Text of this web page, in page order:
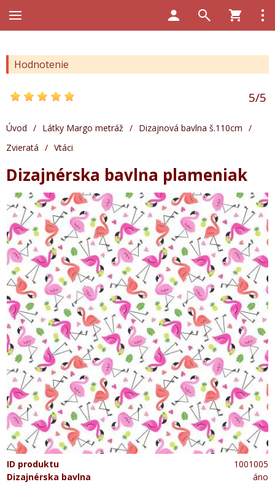
Hodnotenie
5/5
Úvod / Látky Margo metráž / Dizajnová bavlna š.110cm /
Zvieratá / Vtáci
Dizajnérska bavlna plameniak
ID produktu
1001005
Dizajnérska bavlna
áno